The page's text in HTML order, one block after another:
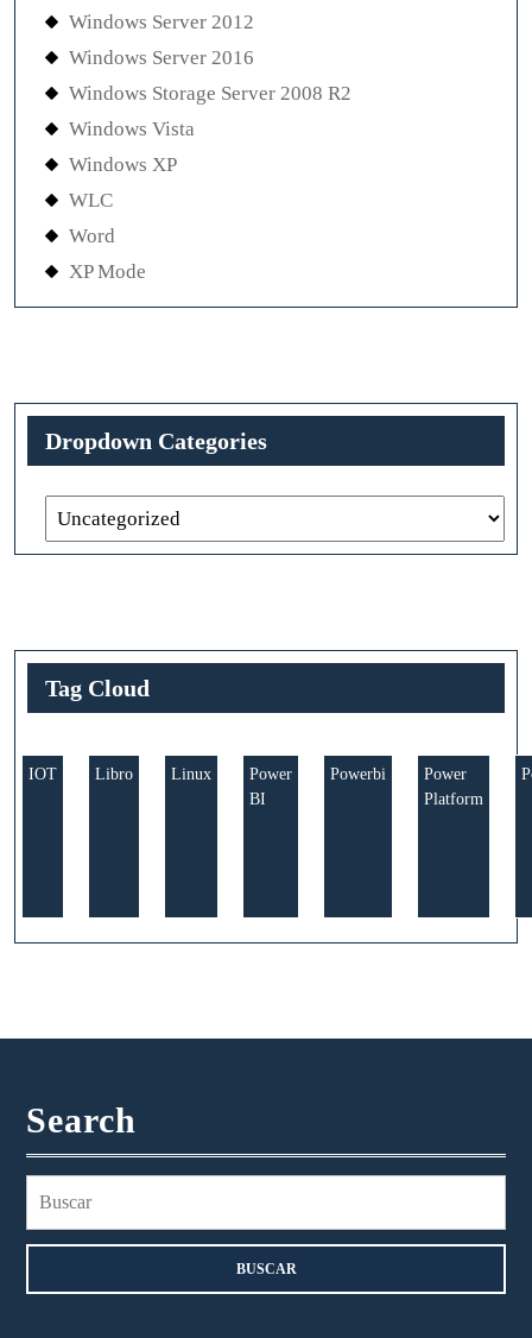
Windows Server 2012
Windows Server 2016
Windows Storage Server 2008 R2
Windows Vista
Windows XP
WLC
Word
XP Mode
Dropdown Categories
Tag Cloud
IOT Libro Linux
Power
BI
Powerbi
Power
Platform
Search